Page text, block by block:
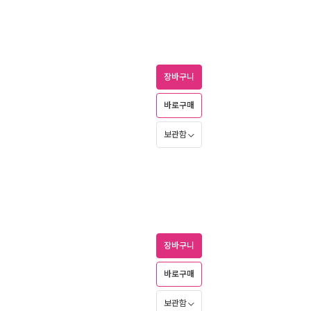
장바구니
바로구매
보관함
장바구니
바로구매
보관함